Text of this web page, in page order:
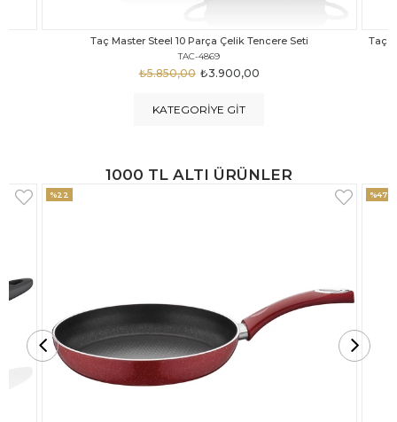
Taç Carabella Döküm Cam Kapak 7 Parça Tencere Seti Siyah
TAC-3817
₺3.250,00
₺4.350,00
KATEGORIYE GIT
1000 TL ALTI ÜRÜNLER
%47 %18